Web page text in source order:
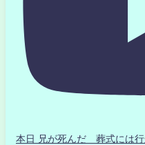
本日 兄が死んだ 葬式には